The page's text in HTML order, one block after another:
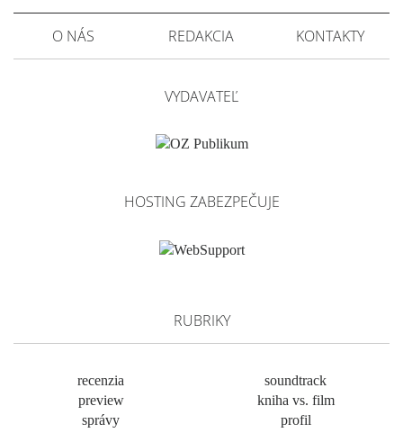
O NÁS REDAKCIA KONTAKTY
VYDAVATEĽ
HOSTING ZABEZPEČUJE
RUBRIKY
recenzia
preview
správy
soundtrack
kniha vs. film
profil